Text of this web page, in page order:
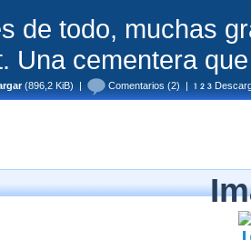
de todo, muchas
Una cementera
(896,2 KiB) | Comentarios (2) |